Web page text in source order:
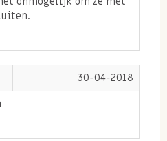
PINDA'S en SESAM bevatten.
30-04-2018